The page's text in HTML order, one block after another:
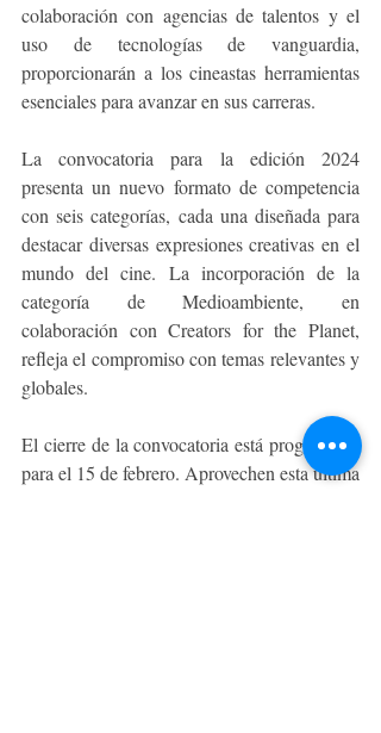
colaboración con agencias de talentos y el
uso de tecnologías de vanguardia,
proporcionarán a los cineastas herramientas
esenciales para avanzar en sus carreras.
La convocatoria para la edición 2024
presenta un nuevo formato de competencia
con seis categorías, cada una diseñada para
destacar diversas expresiones creativas en el
mundo del cine. La incorporación de la
categoría de Medioambiente, en
colaboración con Creators for the Planet,
refleja el compromiso con temas relevantes y
globales.
El cierre de la convocatoria está programado
para el 15 de febrero. Aprovechen esta última